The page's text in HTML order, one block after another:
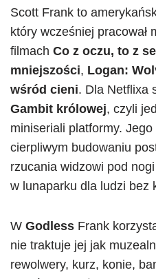
Scott Frank to
który wcześniej pracował
filmach Co z oczu, to z
mniejszości, Logan:
wśród cieni. Dla Netflixa
Gambit królowej, czyli
miniseriali platformy.
cierpliwym budowaniu
rzucania widzowi pod
w lunaparku dla ludzi bez
W Godless Frank
nie traktuje jej jak
rewolwery, kurz, konie,